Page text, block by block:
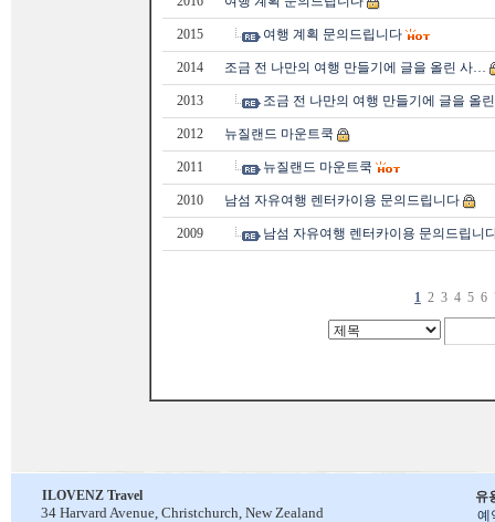
2015 여행 계획 문의드립니다
2014 조금 전 나만의 여행 만들기에 글을 올린 사…
2013 조금 전 나만의 여행 만들기에 글을 올
2012 뉴질랜드 마운트쿡
2011 뉴질랜드 마운트쿡
2010 남섬 자유여행 렌터카이용 문의드립니다
2009 남섬 자유여행 렌터카이용 문의드립니
1 2 3 4 5 6
유
예
ILOVENZ Travel
34 Harvard Avenue, Christchurch, New Zealand